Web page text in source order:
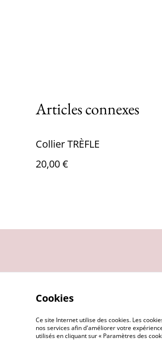
Articles connexes
Collier TRÈFLE
20,00 €
Cookies
Ce site Internet utilise des cookies. Les
nos services afin d'améliorer votre
utilisés en cliquant sur « Paramètres des